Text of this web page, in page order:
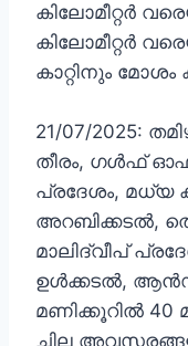
കിലോമീറ്റർ
കിലോമീറ്റർ
കാറ്റിനും
21/07/2025:
തീരം, ഗൾഫ്
പ്രദേശം, മധ്യ
അറബിക്കടൽ,
മാലിദ്വീപ്
ഉൾക്കടൽ,
മണിക്കൂറിൽ 40
ചില